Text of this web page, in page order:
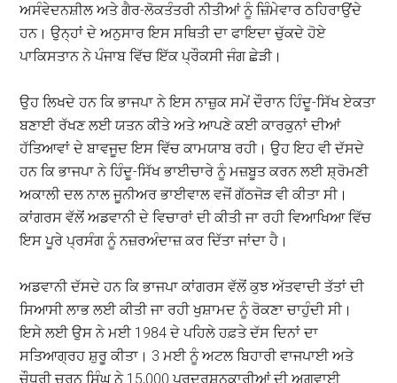
ਅਸੰਵੇਦਨਸ਼ੀਲ ਅਤੇ ਗੈਰ-ਲੋਕਤੰਤਰੀ ਨੀਤੀਆਂ ਨੂੰ ਜ਼ਿੰਮੇਵਾਰ ਠਹਿਰਾਉਂਦੇ
ਹਨ। ਉਨ੍ਹਾਂ ਦੇ ਅਨੁਸਾਰ ਇਸ ਸਥਿਤੀ ਦਾ ਫਾਇਦਾ ਚੁੱਕਦੇ ਹੋਏ
ਪਾਕਿਸਤਾਨ ਨੇ ਪੰਜਾਬ ਵਿੱਚ ਇੱਕ ਪ੍ਰੌਕਸੀ ਜੰਗ ਛੇੜੀ।
ਉਹ ਲਿਖਦੇ ਹਨ ਕਿ ਭਾਜਪਾ ਨੇ ਇਸ ਨਾਜ਼ੁਕ ਸਮੇਂ ਦੌਰਾਨ ਹਿੰਦੂ-ਸਿੱਖ ਏਕਤਾ
ਬਣਾਈ ਰੱਖਣ ਲਈ ਯਤਨ ਕੀਤੇ ਅਤੇ ਆਪਣੇ ਕਈ ਕਾਰਕੁਨਾਂ ਦੀਆਂ
ਹੱਤਿਆਵਾਂ ਦੇ ਬਾਵਜੂਦ ਇਸ ਵਿੱਚ ਕਾਮਯਾਬ ਰਹੀ। ਉਹ ਇਹ ਵੀ ਦੱਸਦੇ
ਹਨ ਕਿ ਭਾਜਪਾ ਨੇ ਹਿੰਦੂ-ਸਿੱਖ ਭਾਈਚਾਰੇ ਨੂੰ ਮਜ਼ਬੂਤ ਕਰਨ ਲਈ ਸ਼੍ਰੋਮਣੀ
ਅਕਾਲੀ ਦਲ ਨਾਲ ਜੂਨੀਅਰ ਭਾਈਵਾਲ ਵਜੋਂ ਗੱਠਜੋੜ ਵੀ ਕੀਤਾ ਸੀ।
ਕਾਂਗਰਸ ਵੱਲੋਂ ਅਡਵਾਨੀ ਦੇ ਵਿਚਾਰਾਂ ਦੀ ਕੀਤੀ ਜਾ ਰਹੀ ਵਿਆਖਿਆ ਵਿੱਚ
ਇਸ ਪੂਰੇ ਪ੍ਰਸੰਗ ਨੂੰ ਨਜ਼ਰਅੰਦਾਜ਼ ਕਰ ਦਿੱਤਾ ਜਾਂਦਾ ਹੈ।
ਅਡਵਾਨੀ ਦੱਸਦੇ ਹਨ ਕਿ ਭਾਜਪਾ ਕਾਂਗਰਸ ਵੱਲੋਂ ਕੁਝ ਅੱਤਵਾਦੀ ਤੱਤਾਂ ਦੀ
ਸਿਆਸੀ ਲਾਭ ਲਈ ਕੀਤੀ ਜਾ ਰਹੀ ਖੁਸ਼ਾਮਦ ਨੂੰ ਰੋਕਣਾ ਚਾਹੁੰਦੀ ਸੀ।
ਇਸੇ ਲਈ ਉਸ ਨੇ ਮਈ 1984 ਦੇ ਪਹਿਲੇ ਹਫ਼ਤੇ ਦੱਸ ਦਿਨਾਂ ਦਾ
ਸਤਿਆਗ੍ਰਹ ਸ਼ੁਰੂ ਕੀਤਾ। 3 ਮਈ ਨੂੰ ਅਟਲ ਬਿਹਾਰੀ ਵਾਜਪਾਈ ਅਤੇ
ਚੌਧਰੀ ਚਰਨ ਸਿੰਘ ਨੇ 15,000 ਪ੍ਰਦਰਸ਼ਨਕਾਰੀਆਂ ਦੀ ਅਗਵਾਈ